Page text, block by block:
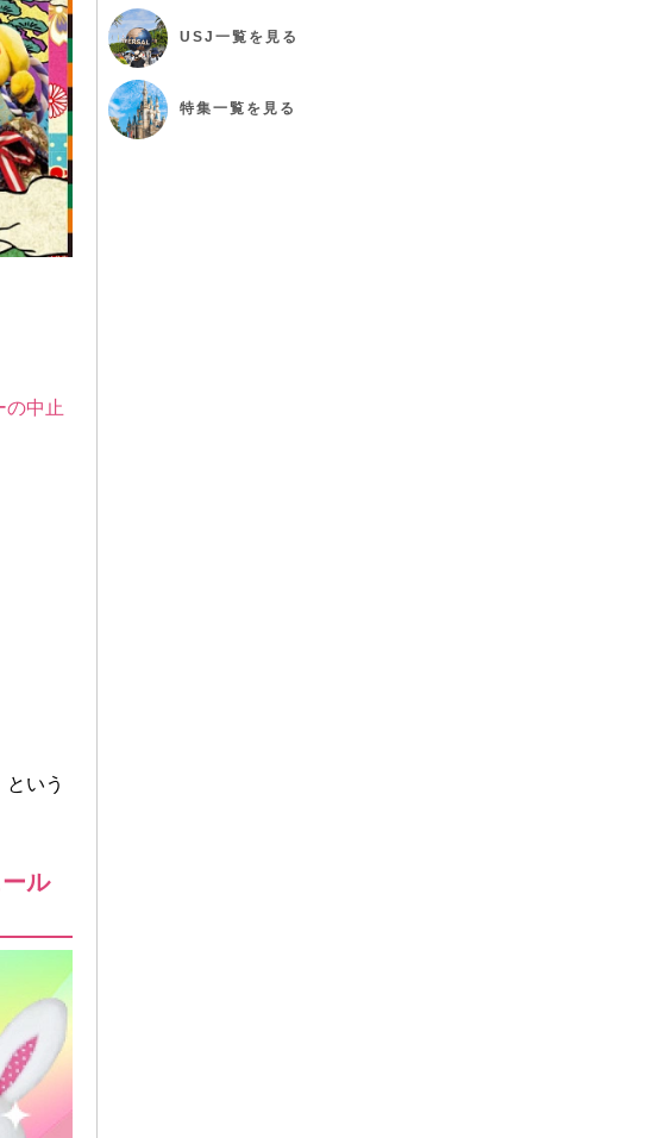
の中止
いう
ル
USJ 一覧を見る
特集一覧を見る